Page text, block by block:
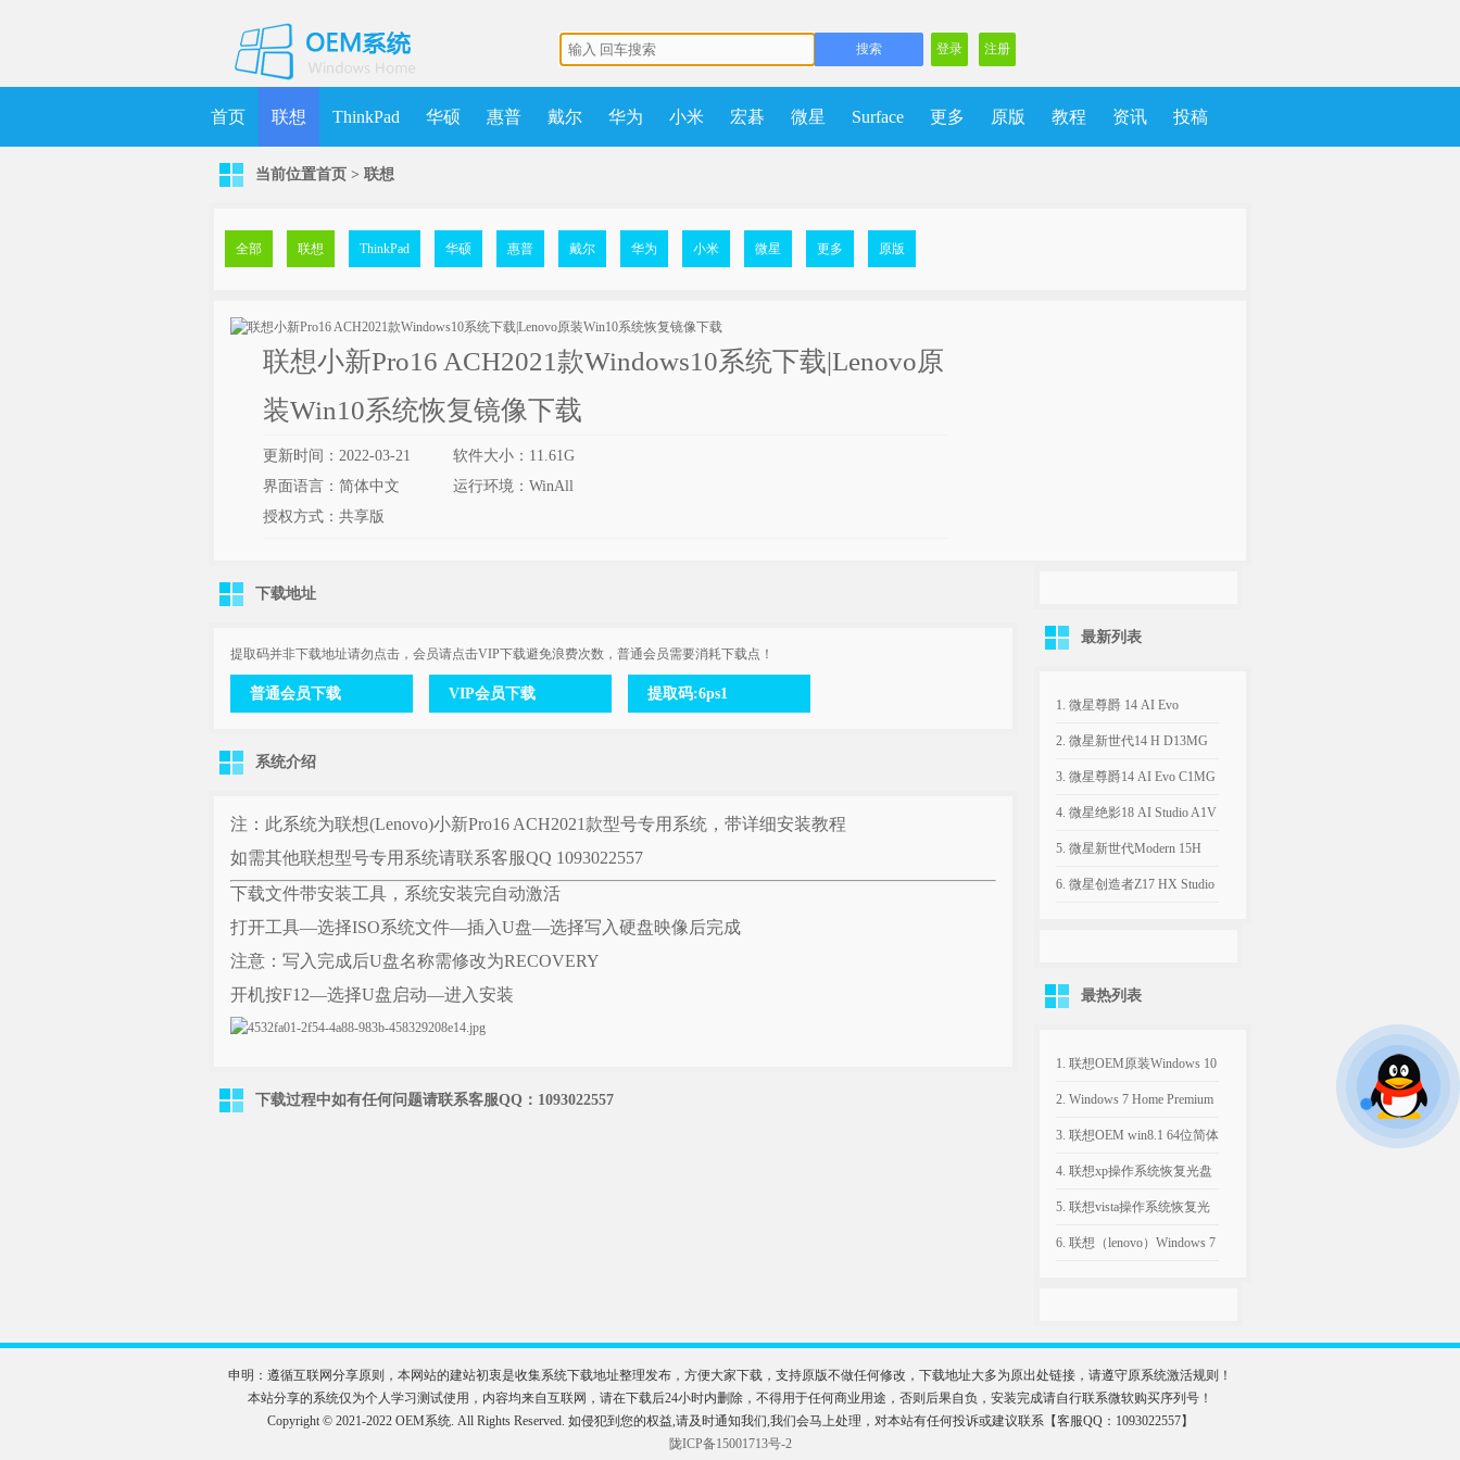
登录 注册
首页 联想 ThinkPad 华硕 惠普 戴尔 华为 小米 宏碁 微星 Surface 更多 原版 教程 资讯 投稿
机械师 MSDN 清华同方
当前位置首页 > 联想
全部 联想 ThinkPad 华硕 惠普 戴尔 华为 小米 微星 更多 原版
联想小新Pro16 ACH2021款Windows10系统下载|Lenovo原
装Win10系统恢复镜像下载
更新时间：2022-03-21
软件大小：11.61G
界面语言：简体中文
运行环境：WinAll
授权方式：共享版
下载地址
提取码并非下载地址请勿点击，会员请点击VIP下载避免浪费次数，普通会员需要消耗下载点！
普通会员下载 VIP会员下载 提取码:6ps1
系统介绍
注：此系统为联想(Lenovo)小新Pro16 ACH2021款型号专用系统，带详细安装教程
如需其他联想型号专用系统请联系客服QQ 1093022557
下载文件带安装工具，系统安装完自动激活
打开工具—选择ISO系统文件—插入U盘—选择写入硬盘映像后完成
注意：写入完成后U盘名称需修改为RECOVERY
开机按F12—选择U盘启动—进入安装
下载过程中如有任何问题请联系客服QQ：1093022557
最新列表
1. 微星尊爵 14 AI Evo
C2VMG原厂Win11 24H2系
统下载|OEM恢复镜像
2. 微星新世代14 H D13MG
原厂Win11 22H2系统下
载|OEM恢复镜像
3. 微星尊爵14 AI Evo C1MG
原厂Win11 22H2系统下
载|OEM恢复镜像
4. 微星绝影18 AI Studio A1V
原厂Win11 23H2系统下
载|OEM恢复镜像
5. 微星新世代Modern 15H
C13M原厂Win11 22H2系统
6. 微星创造者Z17 HX Studio
最热列表
1. 联想OEM原装Windows 10
专业版64位ISO系统下载
2. Windows 7 Home Premium
with Service Pack 1 (x86) -
DVD (Chinese-Simplified)家
庭高级版32位win7 MSDN
ISO下载
3. 联想OEM win8.1 64位简体
中文版恢复系统下载
4. 联想xp操作系统恢复光盘
联想 OEM Windows XP SP3
原版镜像 ISO
5. 联想vista操作系统恢复光
盘 联想 OEM Windows vista
6. 联想（lenovo）Windows 7
预装系统恢复盘ISO
申明：遵循互联网分享原则，本网站的建站初衷是收集系统下载地址整理发布，方便大家下载，支持原版不做任何修改，下载地址大多为原出处链接，请遵守原系统激活规则！
本站分享的系统仅为个人学习测试使用，内容均来自互联网，请在下载后24小时内删除，不得用于任何商业用途，否则后果自负，安装完成请自行联系微软购买序列号！
Copyright © 2021-2022 OEM系统. All Rights Reserved. 如侵犯到您的权益,请及时通知我们,我们会马上处理，对本站有任何投诉或建议联系【客服QQ：1093022557】
陇ICP备15001713号-2